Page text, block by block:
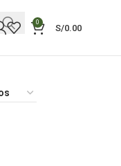
0
S/0.00